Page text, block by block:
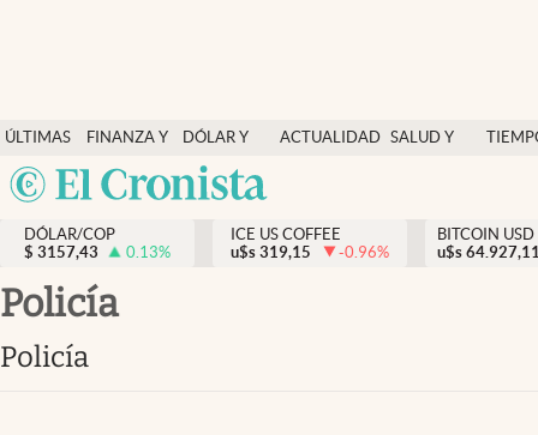
ÚLTIMAS
NOTICIAS
FINANZA Y
ECONOMÍA
DÓLAR Y
MERCADOS
ACTUALIDAD SALUD Y
México
Salud y nutrición
Vida espiritual
Actualidad
Dólar y mercados
Curiosidades
DÓLAR/COP
$ 3157,43 0.13%
ICE US COFFEE
u$s 319,15 -0.96%
BITCOIN USD
u$s
Policía
Policía